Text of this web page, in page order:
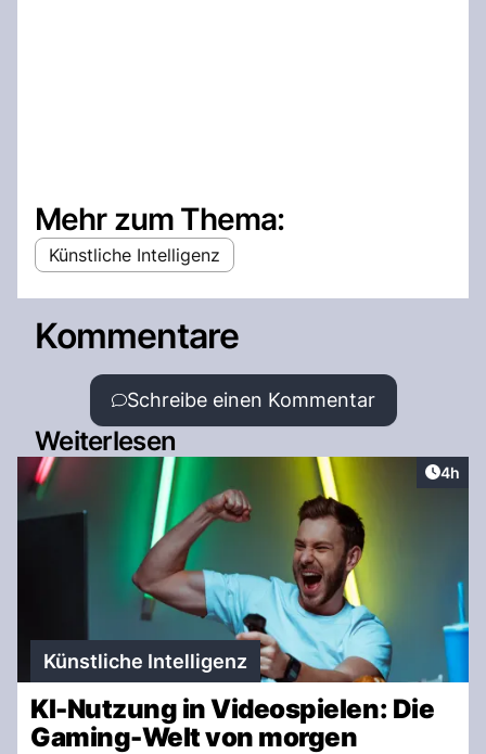
Mehr zum Thema:
Künstliche Intelligenz
Kommentare
Schreibe einen Kommentar
Weiterlesen
4h
Künstliche Intelligenz
KI-Nutzung in Videospielen: Die
Gaming-Welt von morgen